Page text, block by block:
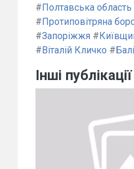
# Полтавська область
# Протиповітряна
#Запоріжжя #
# Віталій Кличко #
Інші публікації